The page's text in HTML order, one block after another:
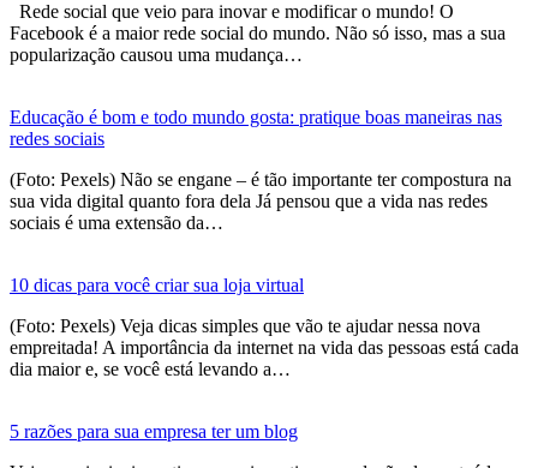
Rede social que veio para inovar e modificar o mundo! O
Facebook é a maior rede social do mundo. Não só isso, mas a sua
popularização causou uma mudança…
Educação é bom e todo mundo gosta: pratique boas maneiras nas
redes sociais
(Foto: Pexels) Não se engane – é tão importante ter compostura na
sua vida digital quanto fora dela Já pensou que a vida nas redes
sociais é uma extensão da…
10 dicas para você criar sua loja virtual
(Foto: Pexels) Veja dicas simples que vão te ajudar nessa nova
empreitada! A importância da internet na vida das pessoas está cada
dia maior e, se você está levando a…
5 razões para sua empresa ter um blog